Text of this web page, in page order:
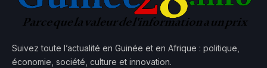
Suivez toute l’actualité en Guinée et en Afrique : politique,
économie, société, culture et innovation.